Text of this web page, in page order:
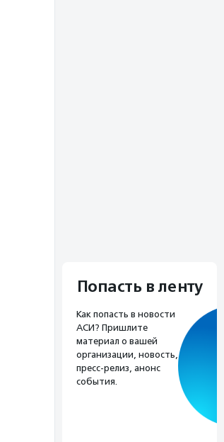
Попасть в ленту
Как попасть в новости
АСИ? Пришлите
материал о вашей
организации, новость,
пресс-релиз, анонс
события.